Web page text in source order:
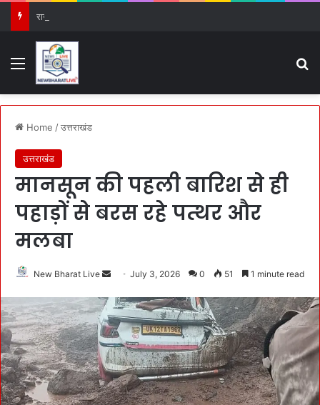
Menu
Home /उत्तराखंड
उत्तराखंड
मानसून की पहली बारिश से ही
पहाड़ों से बरस रहे पत्थर और
मलबा
New Bharat Live
n
d
a
n
e
m
July 3, 2026 0 51 1 minute read